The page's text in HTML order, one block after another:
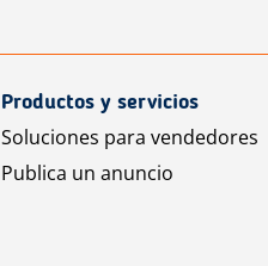
Productos y servicios
Soluciones para vendedores
Publica un anuncio